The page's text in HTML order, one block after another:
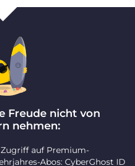
Freude nicht von
nehmen:
Zugriff auf Premium-
Abos: CyberGhost ID